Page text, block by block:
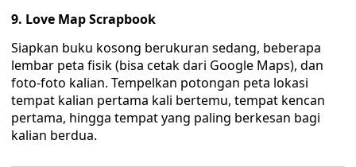
9. Love Map Scrapbook
Siapkan buku kosong berukuran sedang, beberapa
lembar peta fisik (bisa cetak dari Google Maps), dan
foto-foto kalian. Tempelkan potongan peta lokasi
tempat kalian pertama kali bertemu, tempat kencan
pertama, hingga tempat yang paling berkesan bagi
kalian berdua.